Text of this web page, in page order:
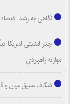
نگاهی به رشد
چتر امنیتی
موازنه راهبردی
شکاف عمیق میان